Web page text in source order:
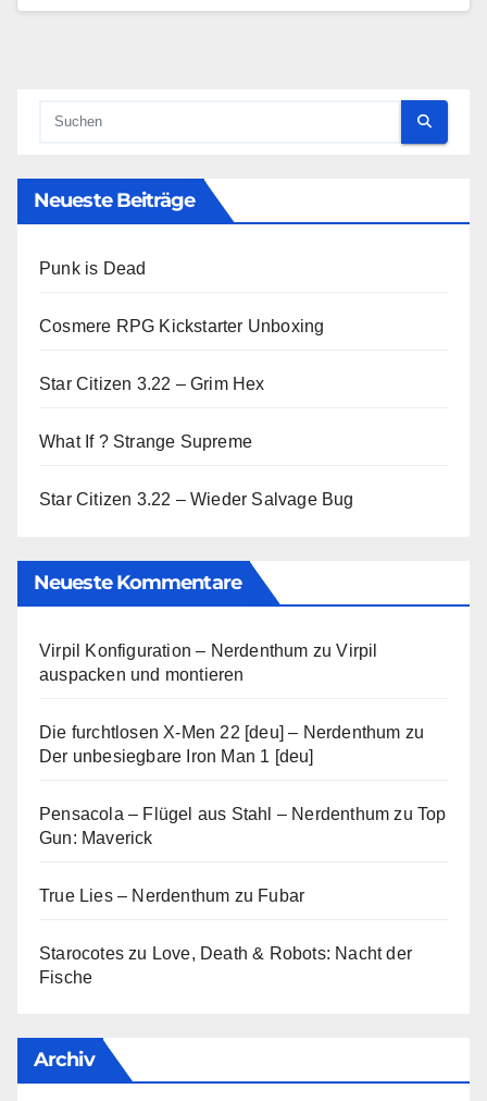
Neueste Beiträge
Punk is Dead
Cosmere RPG Kickstarter Unboxing
Star Citizen 3.22 – Grim Hex
What If ? Strange Supreme
Star Citizen 3.22 – Wieder Salvage Bug
Neueste Kommentare
Virpil Konfiguration – Nerdenthum zuVirpil
auspacken und montieren
Die furchtlosen X-Men 22 [deu] – Nerdenthum zu
Der unbesiegbare Iron Man 1 [deu]
Pensacola – Flügel aus Stahl – Nerdenthum zuTop
Gun: Maverick
True Lies – Nerdenthum zu Fubar
Starocotes zu Love, Death & Robots: Nacht der
Fische
Archiv